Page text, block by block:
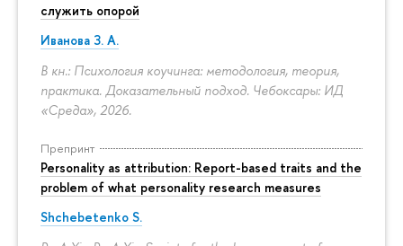
служить опорой
Иванова З. А.
В кн.: Психология коучинга: методология, теория,
практика. Доказательный подход. Чебоксары: ИД
«Среда», 2026.
Препринт
Personality as attribution: Report-based traits and the
problem of what personality research measures
Shchebetenko S.